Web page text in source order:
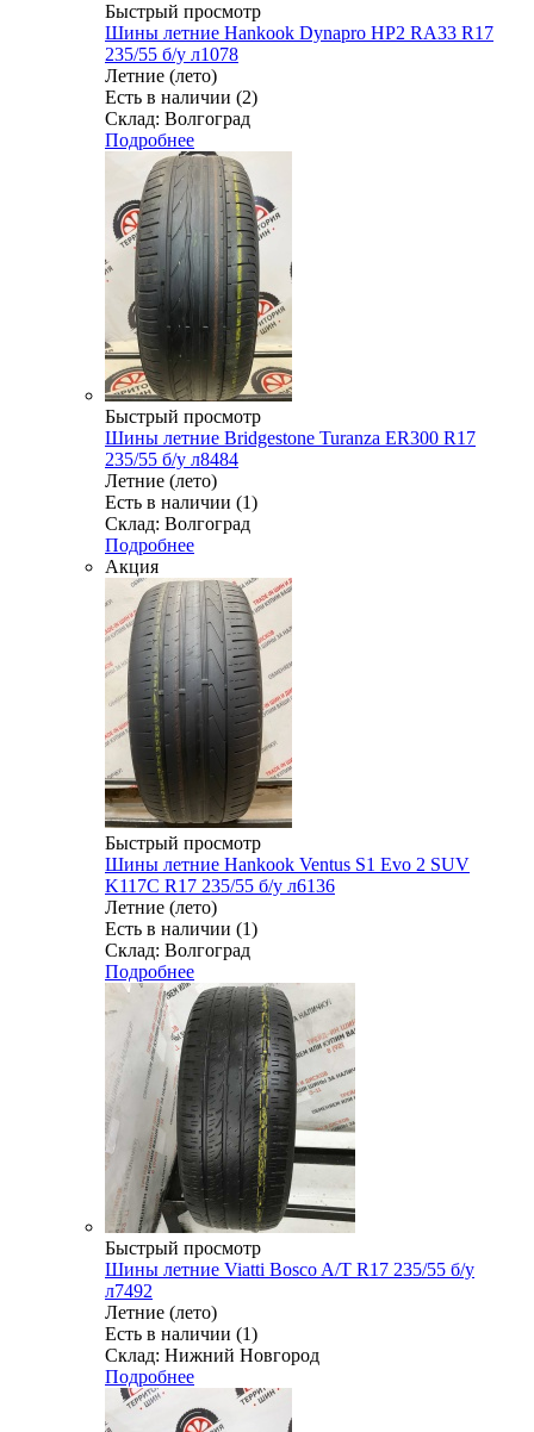
Быстрый просмотр
Шины летние Hankook Dynapro HP2 RA33 R17
235/55 б/у л1078
Летние (лето)
Есть в наличии (2)
Склад: Волгоград
Подробнее
Быстрый просмотр
Шины летние Bridgestone Turanza ER300 R17
235/55 б/у л8484
Летние (лето)
Есть в наличии (1)
Склад: Волгоград
Подробнее
Акция
Быстрый просмотр
Шины летние Hankook Ventus S1 Evo 2 SUV
K117C R17 235/55 б/у л6136
Летние (лето)
Есть в наличии (1)
Склад: Волгоград
Подробнее
Быстрый просмотр
Шины летние Viatti Bosco A/T R17 235/55 б/у
л7492
Летние (лето)
Есть в наличии (1)
Склад: Нижний Новгород
Подробнее